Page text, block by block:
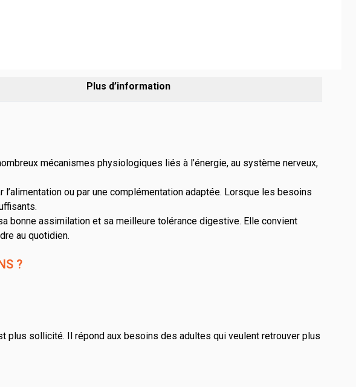
Plus d’information
mécanismes physiologiques liés à l’énergie, au système nerveux,
ou par une complémentation adaptée. Lorsque les besoins
bonne assimilation et sa meilleure tolérance digestive. Elle convient
au quotidien.
?
plus sollicité. Il répond aux besoins des adultes qui veulent retrouver plus